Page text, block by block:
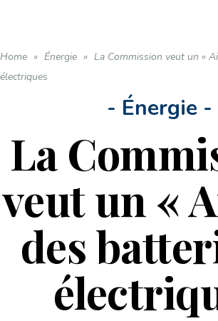
Home » Énergie » La Commission veut un «
électriques
- Énergie -
La
veut un «
des